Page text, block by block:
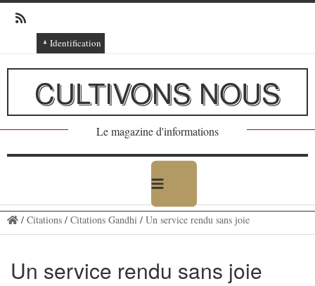
Identification
Connexion
Connexion via Facebook
Inscription
Ajout texte ou poème
CULTIVONS NOUS
Le magazine d'informations
/ Citations/ Citations Gandhi / Un service rendu sans joie
Un service rendu sans joie